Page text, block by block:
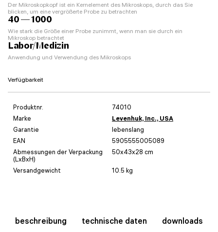
Der Mikroskopkopf ist ein Kernelement des Mikroskops, durch das Sie
blicken, um eine vergrößerte Probe zu betrachten
40 — 1000
Wie stark die Größe einer Probe zunimmt, wenn man sie durch ein
Mikroskop betrachtet
Labor/Medizin
Anwendung und Verwendung des Mikroskops
Verfügbarkeit
Produktnr.
74010
Marke
Levenhuk, Inc., USA
Garantie
lebenslang
EAN
5905555005089
Abmessungen der Verpackung
(LxBxH)
50x43x28 cm
Versandgewicht 10.5 kg
beschreibung technische daten downloads